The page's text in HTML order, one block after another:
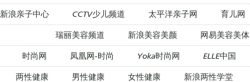
新浪亲子中心 CCTV少儿频道 太平洋亲子网 育儿网
瑞丽美容频道 新浪美容美颜 网易美容美体
时尚网 凤凰网-时尚 Yoka时尚网 ELLE中国
两性健康 男性健康 女性健康 新浪两性学堂